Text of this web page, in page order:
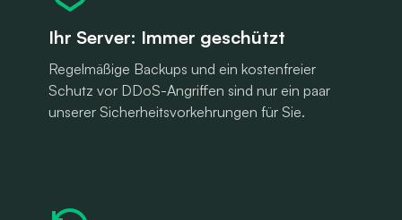
Ihr Server: Immer geschützt
Regelmäßige Backups und ein kostenfreier
Schutz vor DDoS-Angriffen sind nur ein paar
unserer Sicherheitsvorkehrungen für Sie.